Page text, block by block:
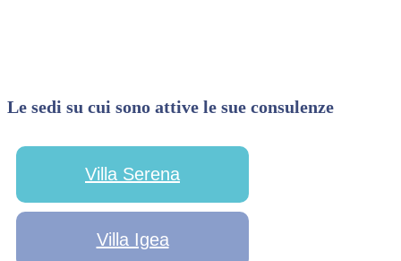
Le sedi su cui sono attive le sue consulenze
Villa Serena
Villa Igea